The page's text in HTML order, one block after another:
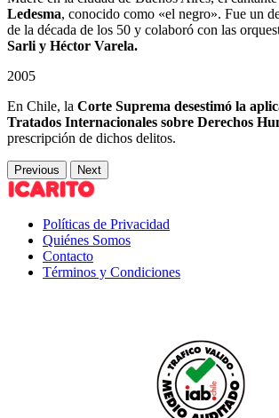
Ledesma, conocido como «el negro». Fue un
de la década de los 50 y colaboró con las
Sarli y Héctor Varela.
2005
En Chile, la Corte Suprema desestimó la
Tratados Internacionales sobre Derechos
prescripción de dichos delitos.
Previous Next
Políticas de Privacidad
Quiénes Somos
Contacto
Términos y Condiciones